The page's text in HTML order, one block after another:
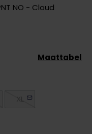
NO - Cloud
Maattabel